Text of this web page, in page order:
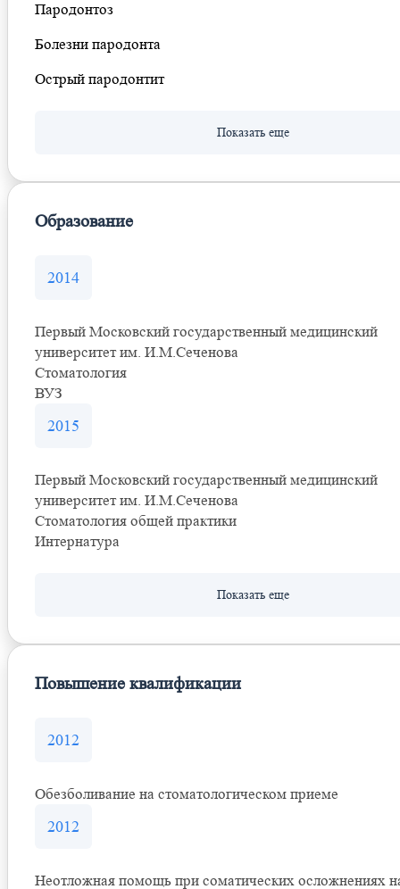
Пародонтоз
Болезни пародонта
Острый пародонтит
Образование
2014
Первый Московский государственный медицинский
университет им. И.М.Сеченова
Стоматология
ВУЗ
2015
Первый Московский государственный медицинский
университет им. И.М.Сеченова
Стоматология общей практики
Интернатура
Повышение квалификации
2012
Обезболивание на стоматологическом приеме
2012
Неотложная помощь при соматических осложнениях